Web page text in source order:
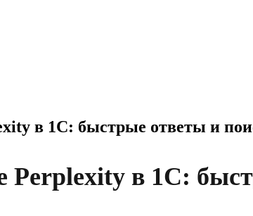
в 1С: быстрые ответы и
Perplexity в 1С: